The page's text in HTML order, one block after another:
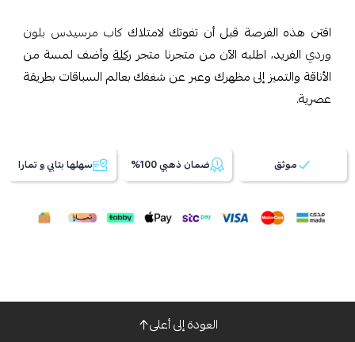
اقتن هذه الفرصة قبل أن تفوتك لامتلاك كاب مرسيدس بلون
وردي الفريد، اطلبه الآن من متجرنا متجرركلة وأضف لمسة من
الأناقة والتميز إلى مظهرك وعبر عن شغفك بعالم السباقات بطريقة
عصرية.
موثق ضمان ذهبي 100% سهلها بتابي و تمارا
العودة إلى أعلى